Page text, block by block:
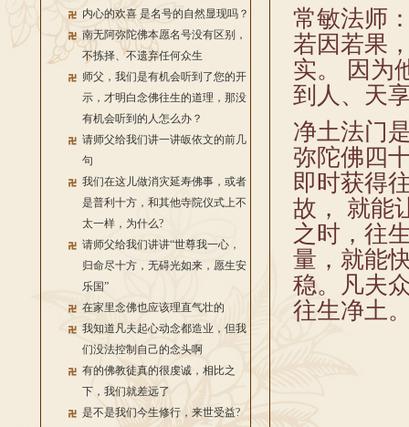
内心的欢喜 是名号的自然显现吗？
南无阿弥陀佛本愿名号没有区别，
不拣择、不遗弃任何众生
师父，我们是有机会听到了您的开
示，才明白念佛往生的道理，那没
有机会听到的人怎么办？
请师父给我们讲一讲皈依文的前几
句
我们在这儿做消灾延寿佛事，或者
是普利十方，和其他寺院仪式上不
太一样，为什么?
请师父给我们讲讲“世尊我一心，
归命尽十方，无碍光如来，愿生安
乐国”
在家里念佛也应该理直气壮的
我知道凡夫起心动念都造业，但我
们没法控制自己的念头啊
有的佛教徒真的很虔诚，相比之
下，我们就差远了
是不是我们今生修行，来世受益?
常敏法师
若因若果
实。 因为
到人、天
净土法门
弥陀佛四
即时获得
故， 就能
之时，往
量，就能
稳。凡夫
往生净土